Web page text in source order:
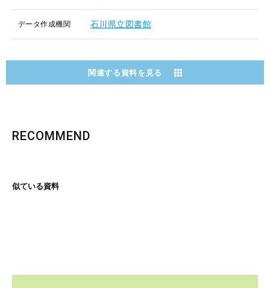
データ作成機関 石川県立図書館
関連する資料を見る
RECOMMEND
似ている資料